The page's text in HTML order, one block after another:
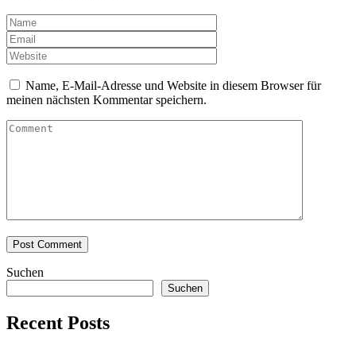
Name, E-Mail-Adresse und Website in diesem Browser für
meinen nächsten Kommentar speichern.
Suchen
Suchen
Recent Posts